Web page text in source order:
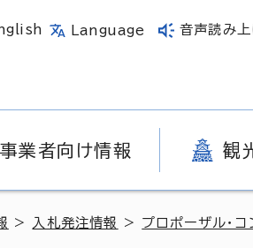
Language 音声読み上
事業者向け情報 観
> 入札発注情報 > プロポーザル・